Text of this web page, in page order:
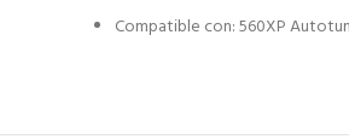
Compatible con: 560XP